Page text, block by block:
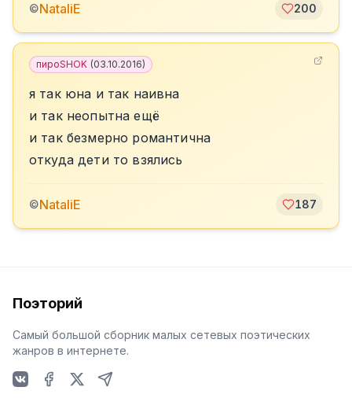
©NataliE 200
пироSHOK (03.10.2016)
я так юна и так наивна
и так неопытна ещё
и так безмерно романтична
откуда дети то взялись
©NataliE 187
Поэторий
Самый большой сборник малых сетевых поэтических
жанров в интернете.